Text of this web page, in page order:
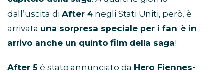
dall’uscita di After 4 negli Stati Uniti, però, è
arrivata una sorpresa speciale per i fan: è in
arrivo anche un quinto film della saga!
After 5 è stato annunciato da Hero Fiennes-